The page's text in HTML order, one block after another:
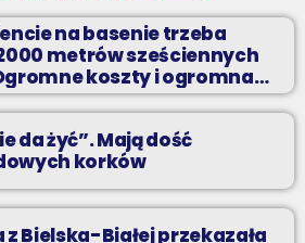
Chcesz rozgrzać się przed
ochotę pobawić się ze znajomymi przy
przebojach?
na basenie trzeba
metrów sześciennych
koszty i ogromna
da żyć”. Mają dość
korków
z Bielska-Białej przekazała